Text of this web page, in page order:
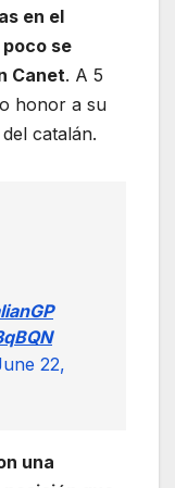
en el
se
Canet. A 5
honor a su
catalán.
22,
una